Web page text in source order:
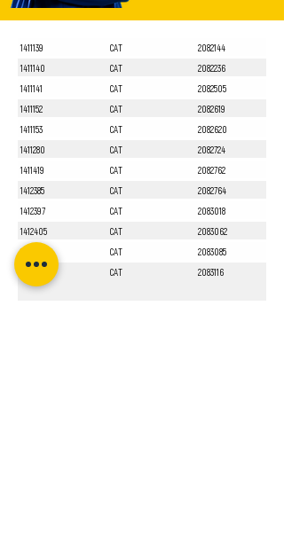
1411139 CAT
2082144
1411140
CAT
2082236
1411141
CAT
2082505
1411152
CAT
2082619
1411153
CAT
2082620
1411280
CAT
2082724
1411419
CAT
2082762
1412385
CAT
2082764
1412397
CAT
2083018
1412405
CAT
2083062
1412551
CAT
2083085
CAT 2083116